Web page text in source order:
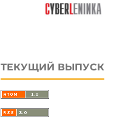
ТЕКУЩИЙ ВЫПУСК